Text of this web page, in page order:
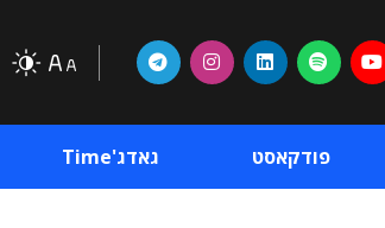
פודקאסט גאדג'Time